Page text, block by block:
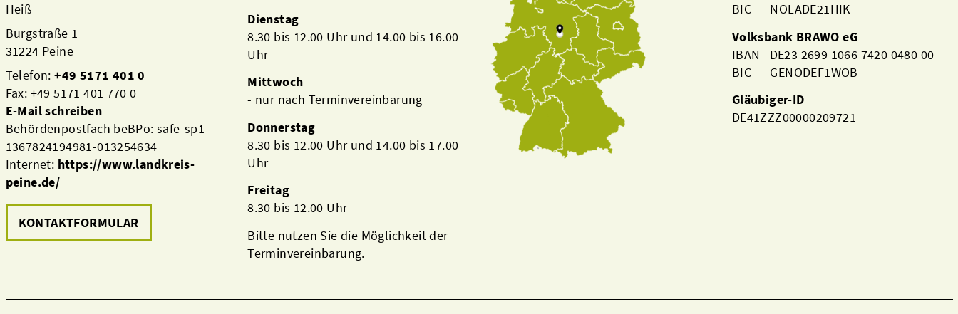
Heiß
Burgstraße 1
31224 Peine
Telefon:+49 5171 401 0
Fax: +49 5171 401 770 0
E-Mail schreiben
Behördenpostfach beBPo: safe-sp1-
1367824194981-013254634
Internet: https://www.landkreis-
peine.de/
KONTAKTFORMULAR
Dienstag
8.30 bis 12.00 Uhr und 14.00 bis 16.00
Uhr
Mittwoch
- nur nach Terminvereinbarung
Donnerstag
8.30 bis 12.00 Uhr und 14.00 bis 17.00
Uhr
Freitag
8.30 bis 12.00 Uhr
Bitte nutzen Sie die Möglichkeit der
Terminvereinbarung.
BIC NOLADE21HIK
Volksbank BRAWO eG
IBAN DE23 2699 1066 7420 0480 00
BIC GENODEF1WOB
Gläubiger-ID
DE41ZZZ00000209721